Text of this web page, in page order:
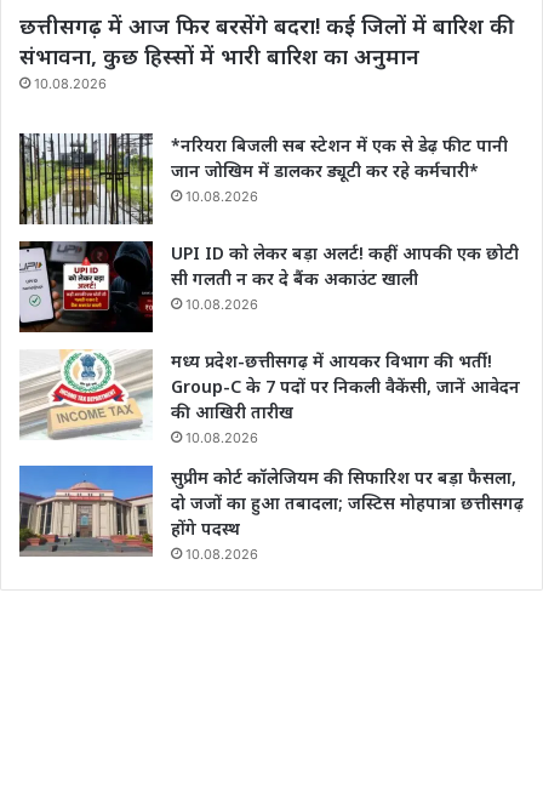
छत्तीसगढ़ में आज फिर बरसेंगे बदरा! कई जिलों में बारिश की
संभावना, कुछ हिस्सों में भारी बारिश का अनुमान
10.08.2026
*नरियरा बिजली सब स्टेशन में एक से डेढ़ फीट पानी
जान जोखिम में डालकर ड्यूटी कर रहे कर्मचारी*
10.08.2026
UPI ID को लेकर बड़ा अलर्ट! कहीं आपकी एक छोटी
सी गलती न कर दे बैंक अकाउंट खाली
10.08.2026
मध्य प्रदेश-छत्तीसगढ़ में आयकर विभाग की भर्ती!
Group-C के 7 पदों पर निकली वैकेंसी, जानें आवेदन
की आखिरी तारीख
10.08.2026
सुप्रीम कोर्ट कॉलेजियम की सिफारिश पर बड़ा फैसला,
दो जजों का हुआ तबादला; जस्टिस मोहपात्रा छत्तीसगढ़
होंगे पदस्थ
10.08.2026